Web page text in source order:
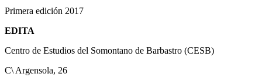
Primera edición 2017
EDITA
Centro de Estudios del Somontano de Barbastro (CESB)
C\ Argensola, 26